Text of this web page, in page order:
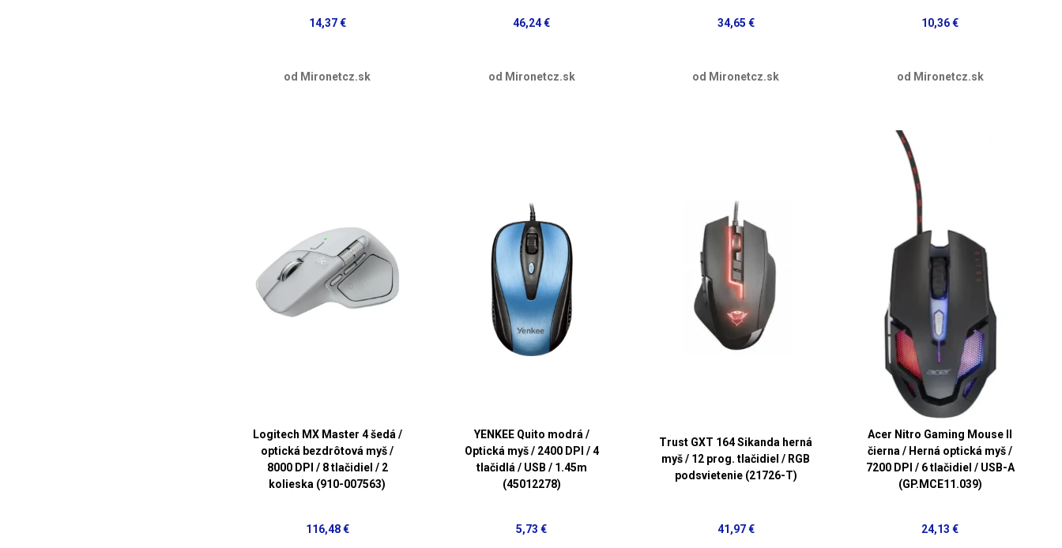
14,37 €
od Mironetcz.sk
46,24 €
od Mironetcz.sk
34,65 €
od Mironetcz.sk
10,36 €
od Mironetcz.sk
Logitech MX Master 4 šedá /
optická bezdrôtová myš /
8000 DPI / 8 tlačidiel / 2
kolieska (910-007563)
116,48 €
YENKEE Quito modrá /
Optická myš / 2400 DPI / 4
tlačidlá / USB / 1.45m
(45012278)
5,73 €
Trust GXT 164 Sikanda herná
myš / 12 prog. tlačidiel / RGB
podsvietenie (21726-T)
41,97 €
Acer Nitro Gaming Mouse II
čierna / Herná optická myš /
7200 DPI / 6 tlačidiel / USB-A
(GP.MCE11.039)
24,13 €